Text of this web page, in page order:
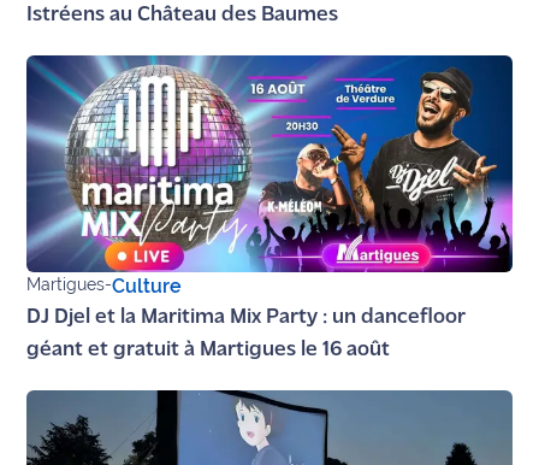
site maritima.fr
Archives
Istréens au Château des Baumes
Martigues-Culture
DJ Djel et la Maritima Mix Party : un dancefloor
géant et gratuit à Martigues le 16 août